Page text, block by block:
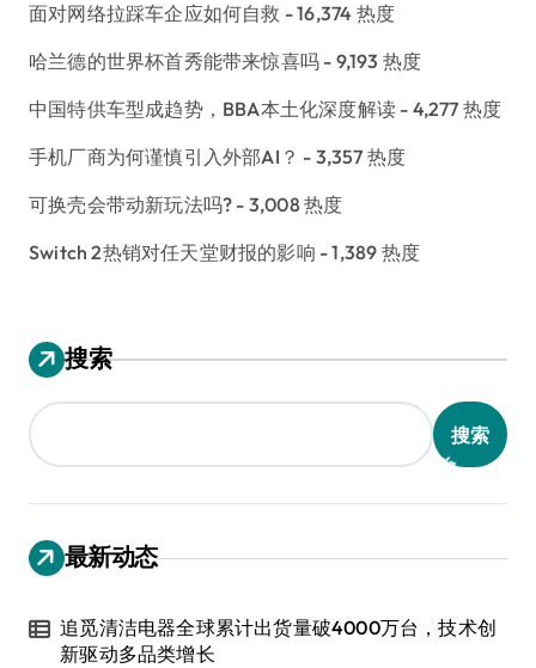
面对网络拉踩车企应如何自救 - 16,374 热度
哈兰德的世界杯首秀能带来惊喜吗 - 9,193 热度
中国特供车型成趋势，BBA本土化深度解读 - 4,277 热度
手机厂商为何谨慎引入外部AI？ - 3,357 热度
可换壳会带动新玩法吗? - 3,008 热度
Switch 2热销对任天堂财报的影响 - 1,389 热度
搜索
搜索
最新动态
追觅清洁电器全球累计出货量破4000万台，技术创
新驱动多品类增长